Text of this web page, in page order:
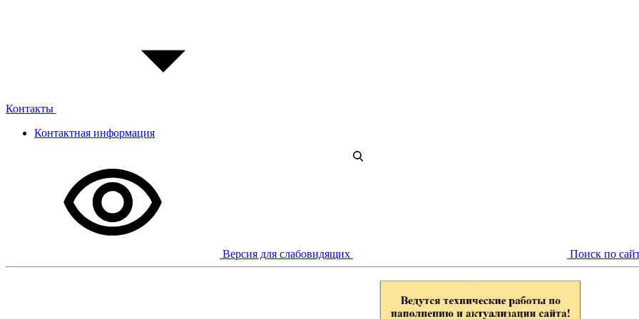
Контакты
Контактная информация
Версия для слабовидящих Поиск по